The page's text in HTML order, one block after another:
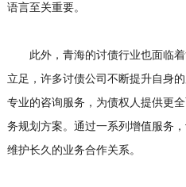
语言至关重要。
此外，青海的讨债行业也面临着
立足，许多讨债公司不断提升自身
专业的咨询服务，为债权人提供更
务规划方案。通过一系列增值服务
维护长久的业务合作关系。